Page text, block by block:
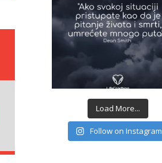
Load More...
Follow on Instagram